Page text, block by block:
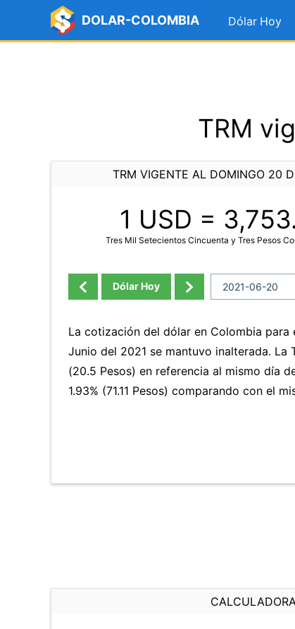
DOLAR-COLOMBIA Dólar Hoy
TRM
TRM VIGENTE AL DOMINGO 20
1 USD =
Tres Mil Setecientos Cincuenta y Tres Pesos
Dólar Hoy
La cotización del dólar en Colombia para
Junio del 2021 se mantuvo inalterada. La
(20.5 Pesos) en referencia al mismo día
1.93% (71.11 Pesos) comparando con el